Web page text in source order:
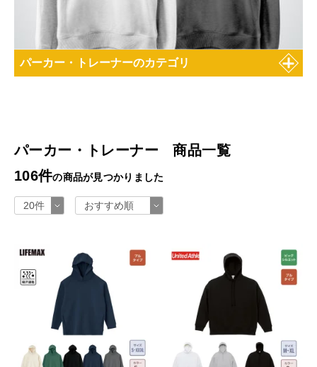
パーカー・トレーナーのカテゴリ
パーカー・トレーナー 商品一覧
106件の商品が見つかりました